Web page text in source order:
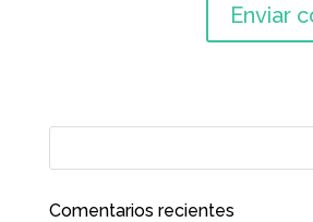
Comentarios recientes